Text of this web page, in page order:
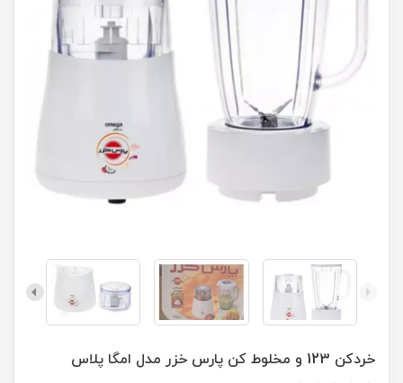
خردکن 123 و مخلوط کن پارس خزر مدل امگا پلاس